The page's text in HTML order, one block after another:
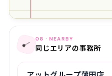
📍 08 · NEARBY
同じエリアの事務所